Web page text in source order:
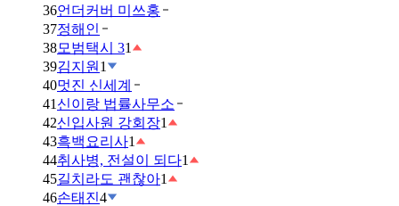
36언더커버 미쓰홍
37정해인
38모범택시 31
39김지원 1
40멋진 신세계
41 신이랑 법률사무소
42신입사원 강회장1
43흑백요리사1
44취사병, 전설이 되다1
45길치라도 괜찮아1
46손태진4